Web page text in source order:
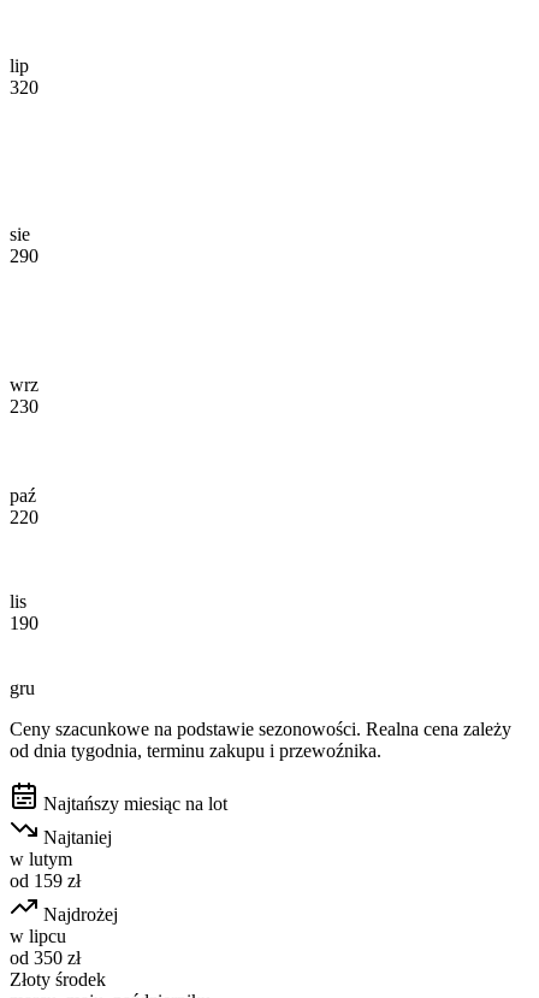
lip
320
sie
290
wrz
230
paź
220
lis
190
gru
Ceny szacunkowe na podstawie sezonowości. Realna cena zależy
od dnia tygodnia, terminu zakupu i przewoźnika.
Najtańszy miesiąc na lot
Najtaniej
w lutym
od 159 zł
Najdrożej
w lipcu
od 350 zł
Złoty środek